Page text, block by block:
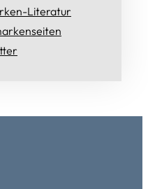
Literatur